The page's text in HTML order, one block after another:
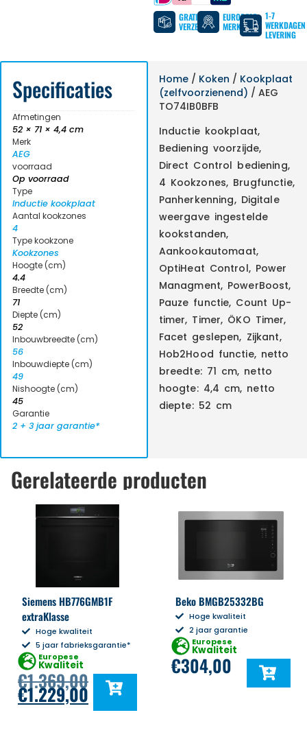
GRATIS
VERZENDING
EUROPESE
MERKEN
1-7
WERKDAGEN
LEVERING
Specificaties
Afmetingen
52 × 71 × 4,4 cm
Merk
AEG
voorraad
Op voorraad
Type
Inductie kookplaat
Aantal kookzones
4
Type kookzone
Kookzones
Hoogte (cm)
4.4
Breedte (cm)
71
Diepte (cm)
52
Inbouwbreedte (cm)
56
Inbouwdiepte (cm)
49
Nishoogte (cm)
45
Garantie
2 + 3 jaar garantie*
Home/ Koken / Kookplaat
(zelfvoorzienend) / AEG
TO74IB0BFB
Inductie kookplaat,
Bediening voorzijde,
Direct Control bediening,
4 Kookzones, Brugfunctie,
Panherkenning, Digitale
weergave ingestelde
kookstanden,
Aankookautomaat,
OptiHeat Control, Power
Managment, PowerBoost,
Pauze functie, Count Up-
timer, Timer, ÖKO Timer,
Facet geslepen, Zijkant,
Hob2Hood functie, netto
breedte: 71 cm, netto
hoogte: 4,4 cm, netto
diepte: 52 cm
Gerelateerde producten
Siemens HB776GMB1F
extraKlasse
Hoge kwaliteit
5 jaar fabrieksgarantie*
Europese
Kwaliteit
€1.369,00
€1.229,00
Beko BMGB25332BG
Hoge kwaliteit
2 jaar garantie
Europese
Kwaliteit
€304,00